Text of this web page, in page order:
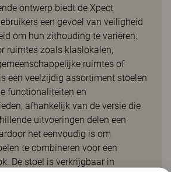
ontwerp biedt de Xpect
een gevoel van veiligheid
om hun zithouding te variëren.
ruimtes zoals klaslokalen,
ruimtes of
een veelzijdig assortiment stoelen
functionaliteiten en
afhankelijk van de versie die
uitvoeringen delen een
het eenvoudig is om
te combineren voor een
De stoel is verkrijgbaar in